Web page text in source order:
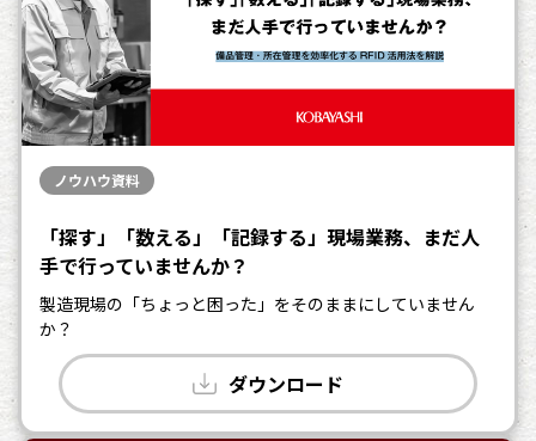
ノウハウ資料
「探す」「数える」「記録する」現場業務、まだ人
手で行っていませんか？
製造現場の「ちょっと困った」をそのままにしていません
か？
ダウンロード